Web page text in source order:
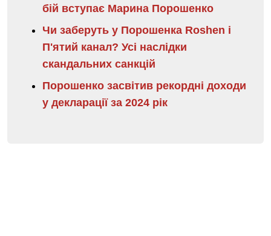
бій вступає Марина Порошенко
Чи заберуть у Порошенка Roshen і
П'ятий канал? Усі наслідки
скандальних санкцій
Порошенко засвітив рекордні доходи
у декларації за 2024 рік